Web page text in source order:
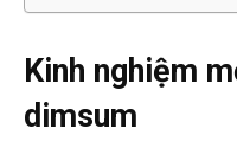
Kinh nghiệm
dimsum